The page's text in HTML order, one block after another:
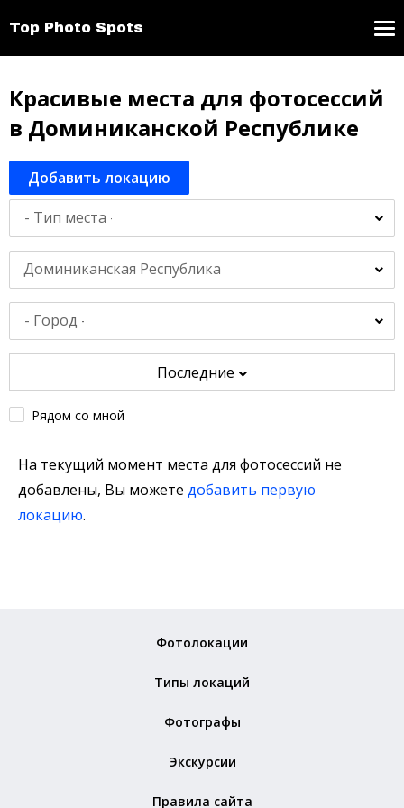
Top Photo Spots
Красивые места для фотосессий
в Доминиканской Республике
Добавить локацию
Доминиканская Республика
Последние
Рядом со мной
На текущий момент места для фотосессий не
добавлены, Вы можете добавить первую
локацию.
Фотолокации
Типы локаций
Фотографы
Экскурсии
Правила сайта